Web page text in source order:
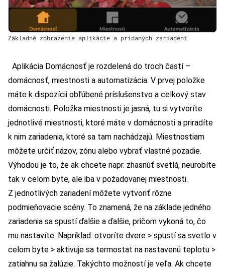
Základné zobrazenie aplikácie a pridaných zariadení
Aplikácia Domácnosť je rozdelená do troch častí –
domácnosť, miestnosti a automatizácia. V prvej položke
máte k dispozícii obľúbené príslušenstvo a celkový stav
domácnosti. Položka miestnosti je jasná, tu si vytvoríte
jednotlivé miestnosti, ktoré máte v domácnosti a priradíte
k nim zariadenia, ktoré sa tam nachádzajú. Miestnostiam
môžete určiť názov, zónu alebo vybrať vlastné pozadie.
Výhodou je to, že ak chcete napr. zhasnúť svetlá, neurobíte
tak v celom byte, ale iba v požadovanej miestnosti.
Z jednotlivých zariadení môžete vytvoriť rôzne
podmieňovacie scény. To znamená, že na základe jedného
zariadenia sa spustí ďalšie a ďalšie, pričom vykoná to, čo
mu nastavíte. Napríklad: otvoríte dvere > spustí sa svetlo v
celom byte > aktivuje sa termostat na nastavenú teplotu >
zatiahnu sa žalúzie. Takýchto možností je veľa. Ak chcete